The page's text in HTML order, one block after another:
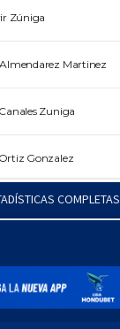
Zúniga
Martinez
Zuniga
Gonzalez
COMPLETAS